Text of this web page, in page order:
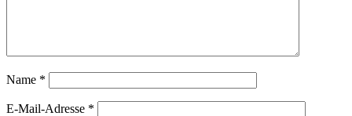
Name *
E-Mail-Adresse *